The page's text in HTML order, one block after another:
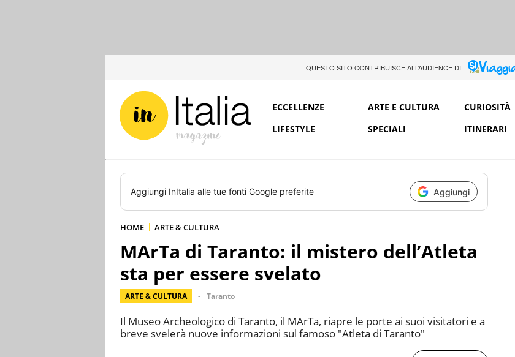
QUESTO SITO CONTRIBUISCE ALL’AUDIENCE DI
ECCELLENZE ARTE E CULTURA CURIOSITÀ
LIFESTYLE
SPECIALI ITINERARI
Aggiungi InItalia alle tue fonti Google preferite Aggiungi
HOME ARTE & CULTURA
MArTa di Taranto: il mistero dell’Atleta
sta per essere svelato
ARTE & CULTURA Taranto
Il Museo Archeologico di Taranto, il MArTa, riapre le porte ai suoi visitatori e a
breve svelerà nuove informazioni sul famoso "Atleta di Taranto"